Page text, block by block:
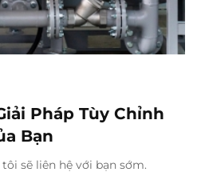
Pháp Tùy Chỉnh
Bạn
sẽ liên hệ với bạn sớm.